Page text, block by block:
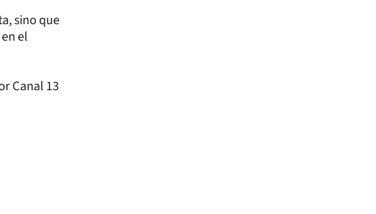
sino que
el
Canal 13